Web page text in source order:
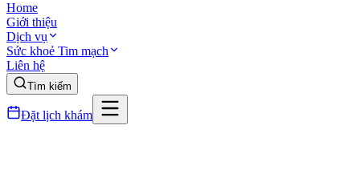
Home
Giới thiệu
Dịch vụ
Sức khoẻ Tim mạch
Liên hệ
Tìm kiếm
Đặt lịch khám